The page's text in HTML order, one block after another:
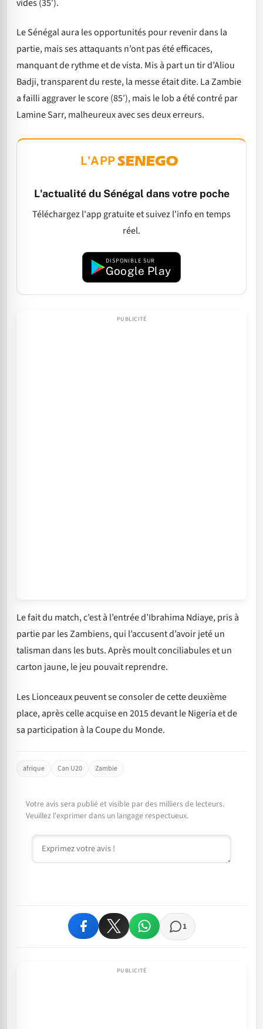
vides (35′).
Le Sénégal aura les opportunités pour revenir dans la
partie, mais ses attaquants n’ont pas été efficaces,
manquant de rythme et de vista. Mis à part un tir d’Aliou
Badji, transparent du reste, la messe était dite. La Zambie
a failli aggraver le score (85′), mais le lob a été contré par
Lamine Sarr, malheureux avec ses deux erreurs.
L'APP
L'actualité du Sénégal dans votre poche
Téléchargez l'app gratuite et suivez l'info en temps
réel.
DISPONIBLE SUR
Google Play
Le fait du match, c’est à l’entrée d’Ibrahima Ndiaye, pris à
partie par les Zambiens, qui l’accusent d’avoir jeté un
talisman dans les buts. Après moult conciliabules et un
carton jaune, le jeu pouvait reprendre.
Les Lionceaux peuvent se consoler de cette deuxième
place, après celle acquise en 2015 devant le Nigeria et de
sa participation à la Coupe du Monde.
afrique Can U20 Zambie
Votre avis sera publié et visible par des milliers de lecteurs.
Veuillez l'exprimer dans un langage respectueux.
Commentaire
1